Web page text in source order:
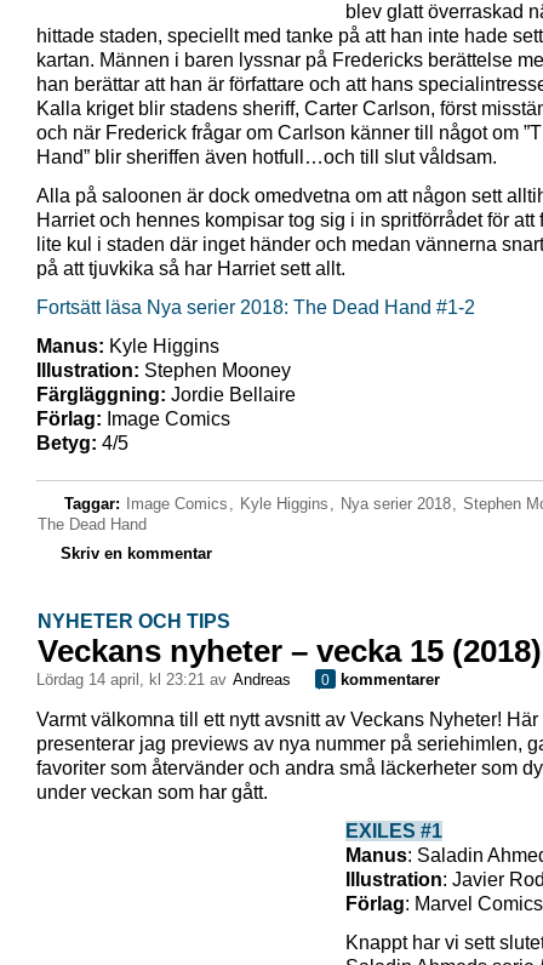
blev glatt överraskad
hittade staden, speciellt med tanke på att han inte hade
kartan. Männen i baren lyssnar på Fredericks berättelse
han berättar att han är författare och att hans
Kalla kriget blir stadens sheriff, Carter Carlson, först
och när Frederick frågar om Carlson känner till något om
Hand” blir sheriffen även hotfull…och till slut våldsam.
Alla på saloonen är dock omedvetna om att någon sett
Harriet och hennes kompisar tog sig i in spritförrådet för att
lite kul i staden där inget händer och medan vännerna
på att tjuvkika så har Harriet sett allt.
Fortsätt läsa Nya serier 2018: The Dead Hand #1-2
Manus: Kyle Higgins
Illustration: Stephen Mooney
Färgläggning: Jordie Bellaire
Förlag: Image Comics
Betyg: 4/5
Taggar: Image Comics , Kyle Higgins , Nya serier 2018, Stephen
The Dead Hand
Skriv en kommentar
NYHETER OCH TIPS
Veckans nyheter – vecka 15 (2018)
lördag 14 april, kl 23:21 av Andreas 0 kommentarer
Varmt välkomna till ett nytt avsnitt av Veckans Nyheter! Här
presenterar jag previews av nya nummer på seriehimlen,
favoriter som återvänder och andra små läckerheter som
under veckan som har gått.
EXILES #1
Manus: Saladin
Illustration: Javier
Förlag: Marvel Comics
Knappt har vi sett